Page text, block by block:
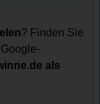
? Finden Sie
als